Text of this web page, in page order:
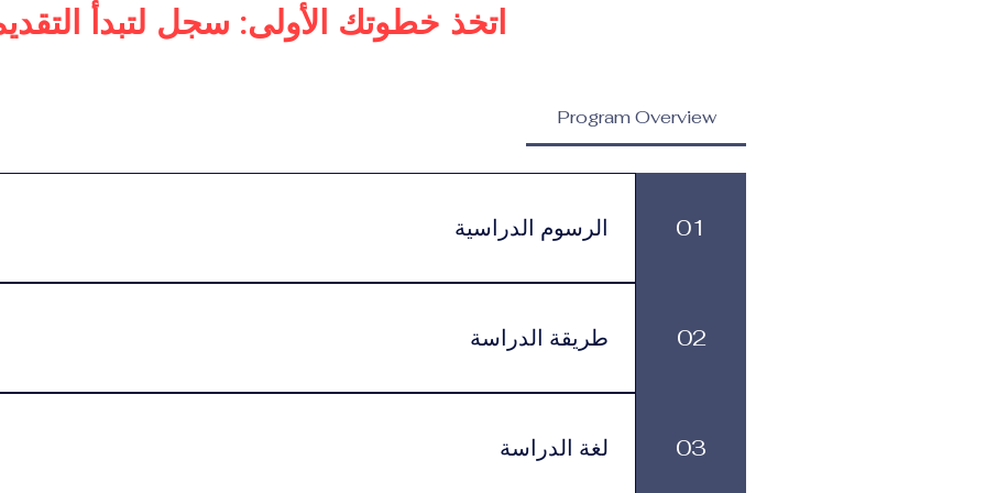
واستراتيجيات الرفاهية العالمية
اتخذ خطوتك الأولى: سجل لتبدأ
Program Overview
01 الرسوم الدراسية
الرسوم الدراسية:اضغط هنا للاطلاع على خيارات الرسوم ونظام الاشتراك
02 طريقة الدراسة
يتم تقديم هذا البرنامج بنظام التعليم عبر الإنترنت
لموافقة التأشيرة وأنظمة السفر.
03 لغة الدراسة